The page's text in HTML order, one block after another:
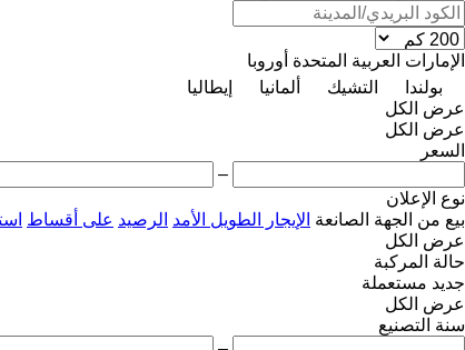
الإمارات العربية المتحدة أوروبا
بولندا
التشيك ألمانيا
إيطاليا
عرض الكل
عرض الكل
السعر
–
نوع الإعلان
بيع من الجهة الصانعة الإيجار الطويل الأمد الرصيد على أقساط
عرض الكل
حالة المركبة
جديد مستعملة
عرض الكل
سنة التصنيع